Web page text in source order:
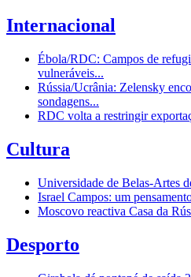
Internacional
Ébola/RDC: Campos de
vulneráveis...
Rússia/Ucrânia: Zelensky
sondagens...
RDC volta a restringir
Cultura
Universidade de Belas-Artes
Israel Campos: um
Moscovo reactiva Casa da
Desporto